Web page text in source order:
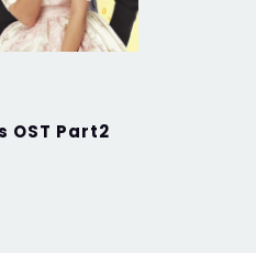
OST Part2